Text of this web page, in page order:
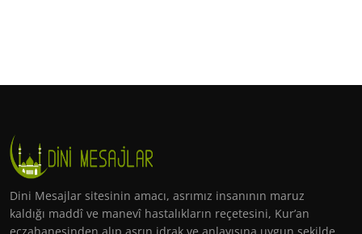
Dini Mesajlar sitesinin amacı, asrımız insanının maruz
kaldığı maddî ve manevî hastalıkların reçetesini, Kur’an
eczahanesinden alıp asrın idrak ve anlayışına uygun şekilde